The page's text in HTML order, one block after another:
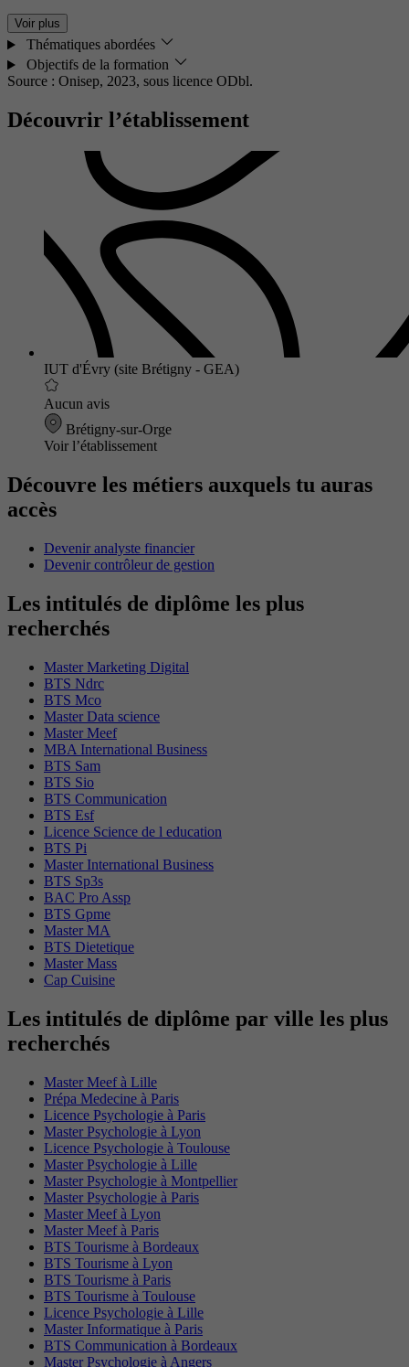
Voir plus
Thématiques abordées
Objectifs de la formation
Source : Onisep, 2023, sous licence ODbl.
Découvrir l’établissement
IUT d'Évry (site Brétigny - GEA)
Aucun avis
Brétigny-sur-Orge
Voir l’établissement
Découvre les métiers auxquels tu auras
accès
Devenir analyste financier
Devenir contrôleur de gestion
Les intitulés de diplôme les plus
recherchés
Master Marketing Digital
BTS Ndrc
BTS Mco
Master Data science
Master Meef
MBA International Business
BTS Sam
BTS Sio
BTS Communication
BTS Esf
Licence Science de l education
BTS Pi
Master International Business
BTS Sp3s
BAC Pro Assp
BTS Gpme
Master MA
BTS Dietetique
Master Mass
Cap Cuisine
Les intitulés de diplôme par ville les plus
recherchés
Master Meef à Lille
Prépa Medecine à Paris
Licence Psychologie à Paris
Master Psychologie à Lyon
Licence Psychologie à Toulouse
Master Psychologie à Lille
Master Psychologie à Montpellier
Master Psychologie à Paris
Master Meef à Lyon
Master Meef à Paris
BTS Tourisme à Bordeaux
BTS Tourisme à Lyon
BTS Tourisme à Paris
BTS Tourisme à Toulouse
Licence Psychologie à Lille
Master Informatique à Paris
BTS Communication à Bordeaux
Master Psychologie à Angers